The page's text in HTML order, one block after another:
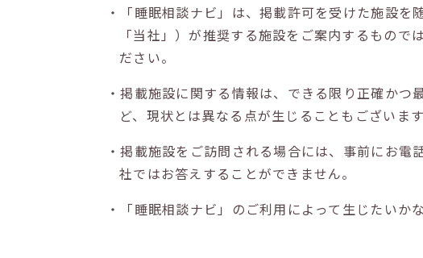
・「睡眠相談ナビ」は、掲載許可を受けた施設
「当社」）が推奨する施設をご案内するもの
ださい。
・掲載施設に関する情報は、できる限り正確か
ど、現状とは異なる点が生じることもございます
・掲載施設をご訪問される場合には、事前にお
社ではお答えすることができません。
・「睡眠相談ナビ」のご利用によって生じたいか